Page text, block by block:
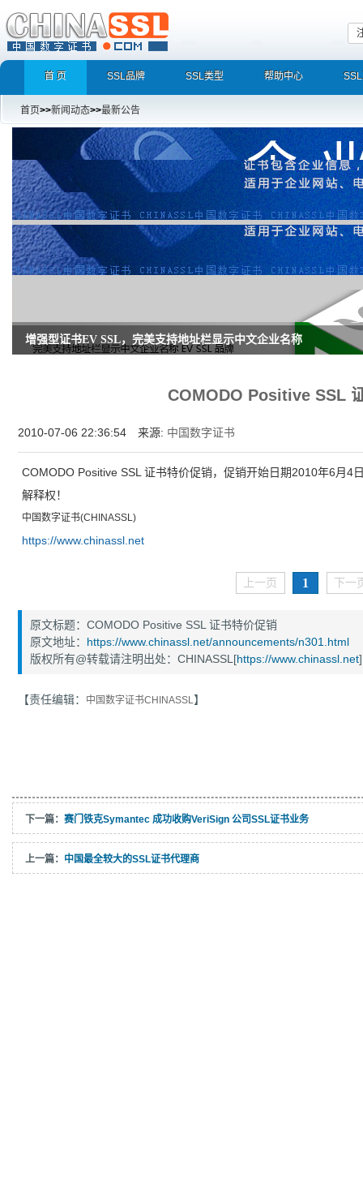
首 页 SSL品牌 SSL类型 帮助中心
首页>>新闻动态>>最新公告
增强型证书EV SSL，完美支持地址栏显示中文企业名称
COMODO Positive SSL
2010-07-06 22:36:54 来源: 中国数字证书
COMODO Positive SSL 证书特价促销，促销开始日期2010年6月4
解释权！
中国数字证书(CHINASSL)
https://www.chinassl.net
上一页 1 下一
原文标题：COMODO Positive SSL 证书特价促销
原文地址： https://www.chinassl.net/announcements/n301.html
版权所有@转载请注明出处：CHINASSL[https://www.chinassl.net]
【责任编辑： 中国数字证书CHINASSL】
下一篇： 赛门铁克Symantec 成功收购VeriSign 公司SSL证书业务
上一篇： 中国最全较大的SSL证书代理商